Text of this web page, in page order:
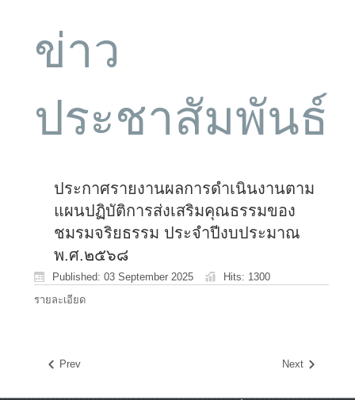
ข่าว
ประชาสัมพันธ์
ประกาศรายงานผลการดำเนินงานตาม
แผนปฏิบัติการส่งเสริมคุณธรรมของ
ชมรมจริยธรรม ประจำปีงบประมาณ
พ.ศ.๒๕๖๘
Published: 03 September 2025
Hits: 1300
รายละเอียด
Prev Next